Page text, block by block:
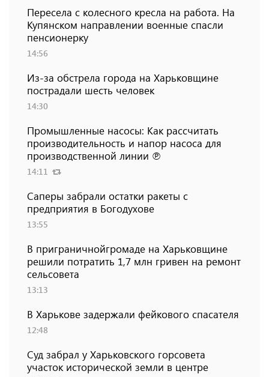
Пересела с колесного кресла на работа. На
Купянском направлении военные спасли
пенсионерку
14:56
Из-за обстрела города на Харьковщине
пострадали шесть человек
14:30
Промышленные насосы: Как рассчитать
производительность и напор насоса для
производственной линии ℗
14:11
Саперы забрали остатки ракеты с
предприятия в Богодухове
13:55
В приграничнойгромаде на Харьковщине
решили потратить 1,7 млн ​​гривен на ремонт
сельсовета
13:13
В Харькове задержали фейкового спасателя
12:48
Суд забрал у Харьковского горсовета
участок исторической земли в центре